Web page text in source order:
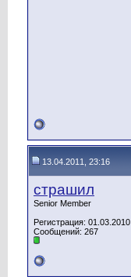
13.04.2011, 23:16
страшил
Senior Member
Регистрация: 01.03.2010
Сообщений: 267